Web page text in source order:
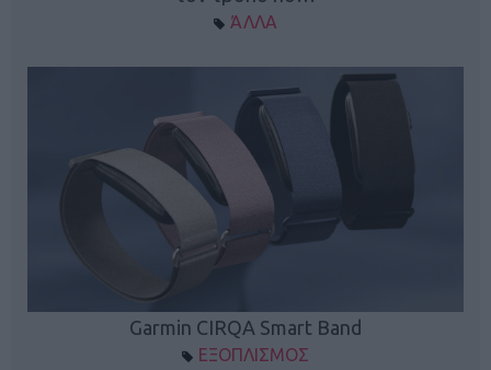
ΆΛΛΑ
Garmin CIRQA Smart Band
ΕΞΟΠΛΙΣΜΟΣ